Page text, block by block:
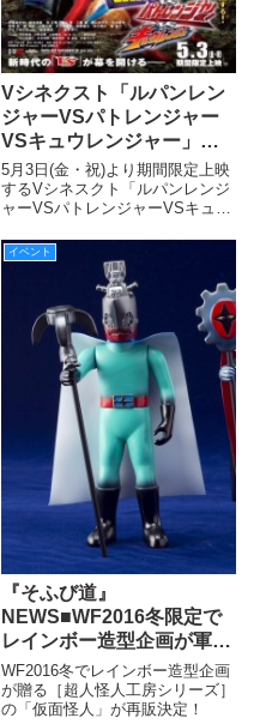
Vシネクスト「ルパンレン
ジャーVSパトレンジャー
VSキュウレンジャー」舞
台挨拶付完成披露上映会を
4/16（火）新宿バルト9で
開催！出演キャスト14名登
壇！舞台挨拶模様ライブ配
信も決定！！！
5月3日(金・祝)より期間限定上映
するVシネスクト「ルパンレンジ
ャーVSパトレンジャーVSキュウ
が4月16日(火)、新宿バルト9にて
開催されます！ 宇宙最速となる
本編の上映と、ルパパトキャスト
イベント
『そふび道』
NEWS■WF2016冬限定で
レインボー造型企画が軍艦
仮面とエレキ仮面の再販決
定！
WF2016冬でレインボー造型企画
が贈る［超人怪人工房シリーズ］
の「仮面怪人」が再販決定！